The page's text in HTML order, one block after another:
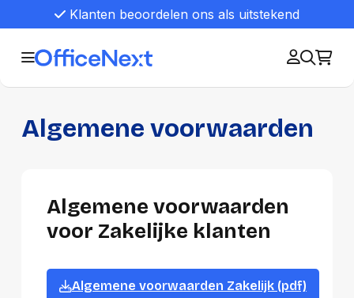
Klanten beoordelen ons als uitstekend
Algemene voorwaarden
Algemene voorwaarden
voor Zakelijke klanten
Algemene voorwaarden Zakelijk (pdf)